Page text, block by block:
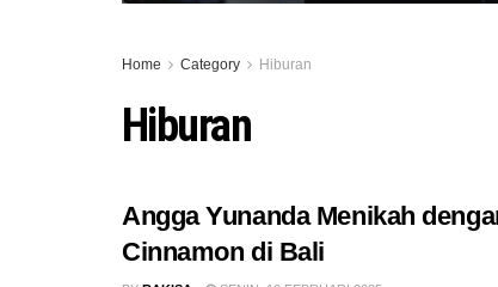
Home Category Hiburan
Hiburan
Angga Yunanda Menikah
Cinnamon di Bali